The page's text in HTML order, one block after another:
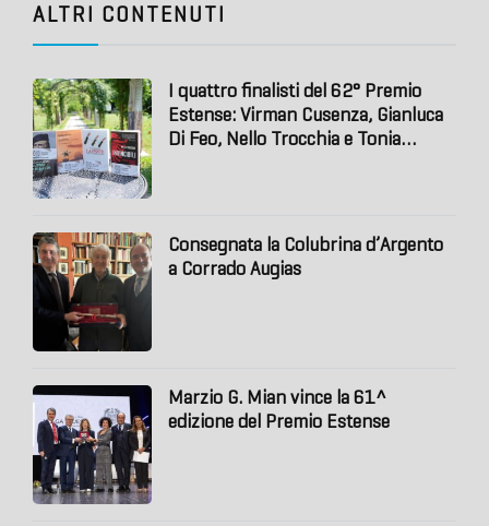
ALTRI CONTENUTI
I quattro finalisti del 62° Premio
Estense: Virman Cusenza, Gianluca
Di Feo, Nello Trocchia e Tonia
Consegnata la Colubrina d’Argento
a Corrado Augias
Marzio G. Mian vince la 61^
edizione del Premio Estense